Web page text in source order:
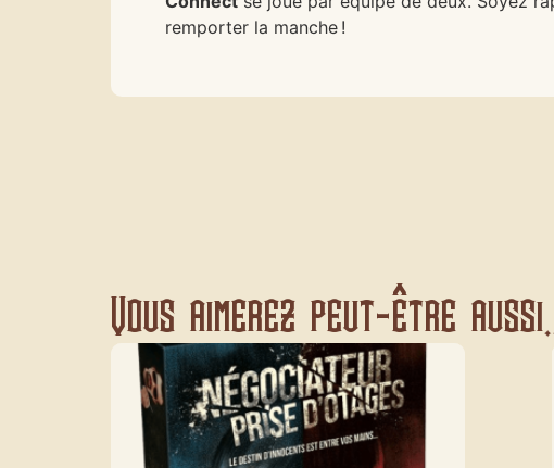
remporter la manche !
Vous aimerez peut-être